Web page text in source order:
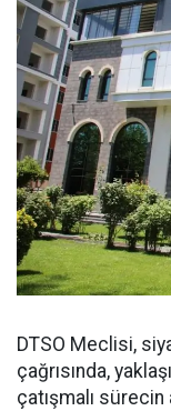
DTSO Meclisi,
çağrısında,
çatışmalı